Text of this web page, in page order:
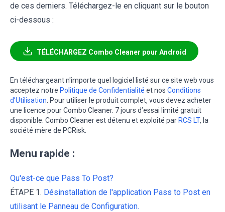
de ces derniers. Téléchargez-le en cliquant sur le bouton
ci-dessous :
TÉLÉCHARGEZ Combo Cleaner pour Android
En téléchargeant n'importe quel logiciel listé sur ce site web vous
acceptez notre Politique de Confidentialité et nos Conditions
d’Utilisation . Pour utiliser le produit complet, vous devez acheter
une licence pour Combo Cleaner. 7 jours d’essai limité gratuit
disponible. Combo Cleaner est détenu et exploité par RCS LT, la
société mère de PCRisk.
Menu rapide :
Qu'est-ce que Pass To Post?
ÉTAPE 1. Désinstallation de l'application Pass to Post en
utilisant le Panneau de Configuration.